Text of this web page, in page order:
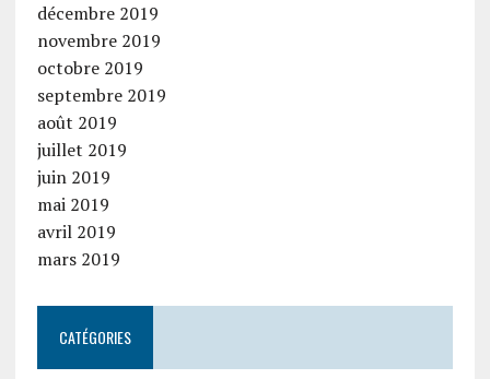
décembre 2019
novembre 2019
octobre 2019
septembre 2019
août 2019
juillet 2019
juin 2019
mai 2019
avril 2019
mars 2019
CATÉGORIES